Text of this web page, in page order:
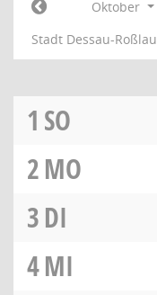
Oktober
Stadt Dessau-Roßlau
1 SO
2MO
3DI
4MI